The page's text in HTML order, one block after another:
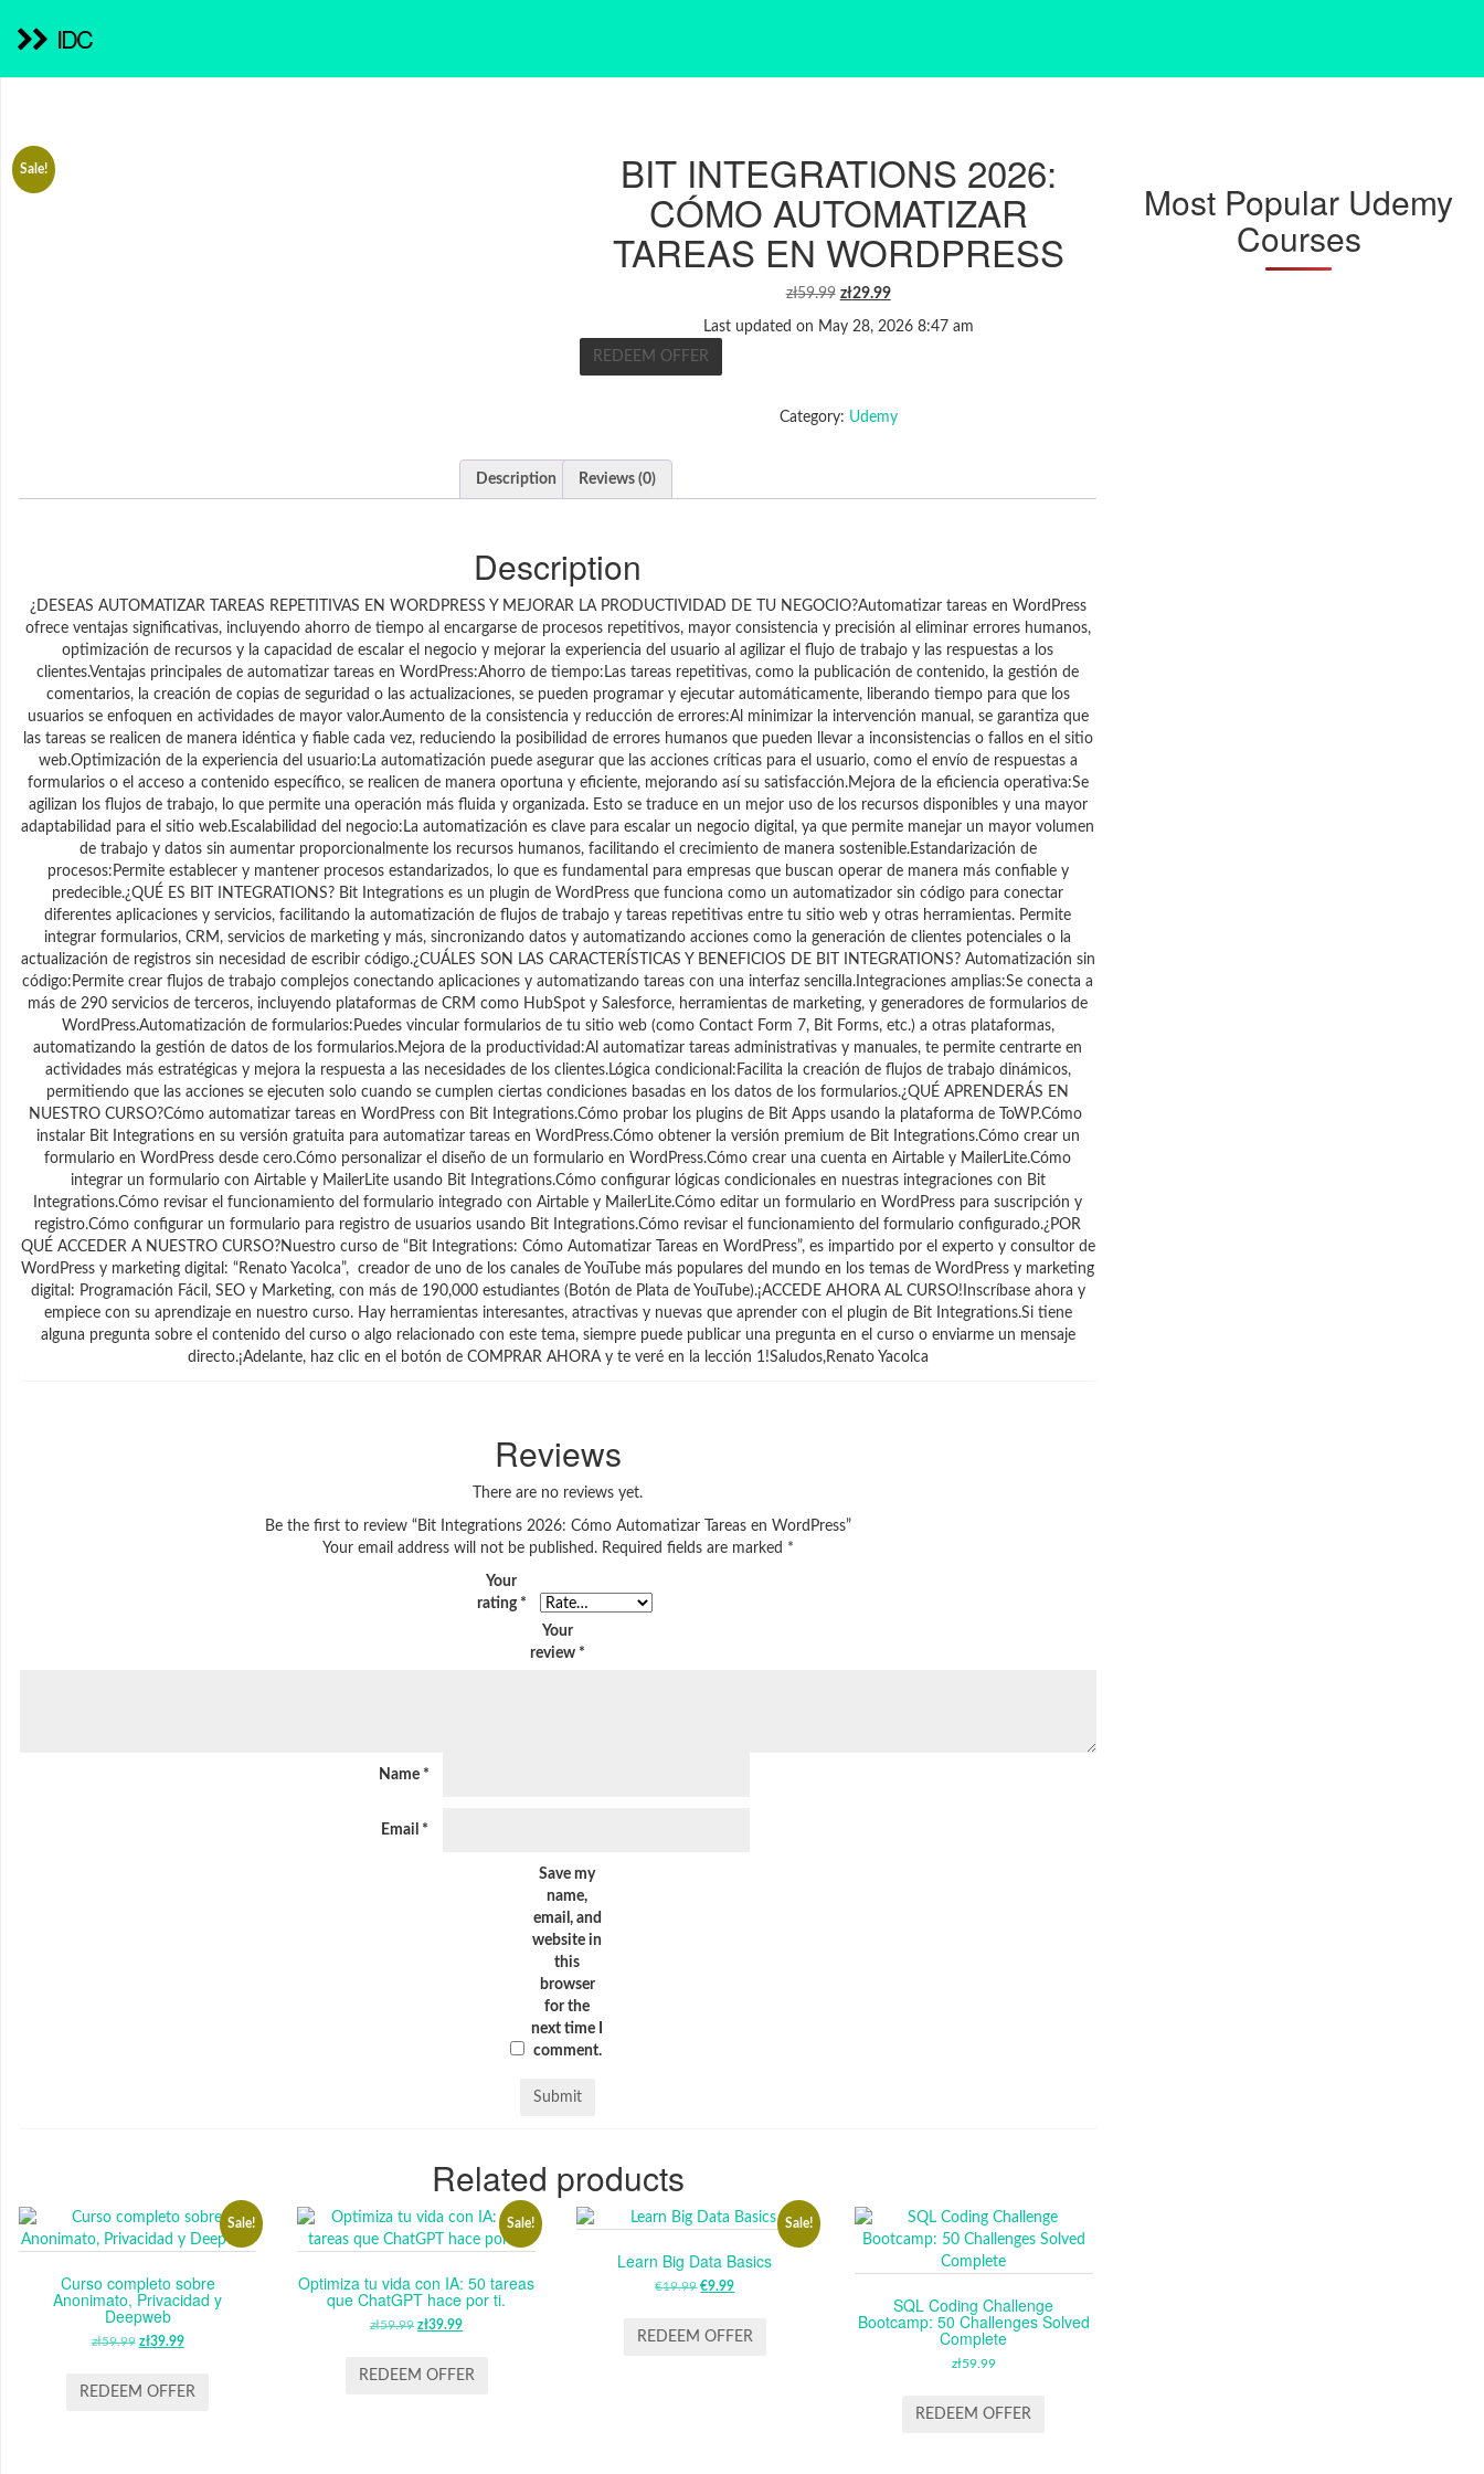
IDC
Sale! BIT INTEGRATIONS 2026:
CÓMO AUTOMATIZAR
TAREAS EN WORDPRESS
zł59.99 ORIGINAL
WAS:
zł29.99CURRENT
Last updated on May 28, 2026 8:47 am
REDEEM OFFER
Category: Udemy
Description Reviews (0)
Description
¿DESEAS AUTOMATIZAR TAREAS REPETITIVAS EN WORDPRESS Y MEJORAR LA PRODUCTIVIDAD DE TU NEGOCIO?Automatizar tareas en WordPress
ofrece ventajas significativas, incluyendo ahorro de tiempo al encargarse de procesos repetitivos, mayor consistencia y precisión al eliminar errores humanos,
optimización de recursos y la capacidad de escalar el negocio y mejorar la experiencia del usuario al agilizar el flujo de trabajo y las respuestas a los
clientes.Ventajas principales de automatizar tareas en WordPress:Ahorro de tiempo:Las tareas repetitivas, como la publicación de contenido, la gestión de
comentarios, la creación de copias de seguridad o las actualizaciones, se pueden programar y ejecutar automáticamente, liberando tiempo para que los
usuarios se enfoquen en actividades de mayor valor.Aumento de la consistencia y reducción de errores:Al minimizar la intervención manual, se garantiza que
las tareas se realicen de manera idéntica y fiable cada vez, reduciendo la posibilidad de errores humanos que pueden llevar a inconsistencias o fallos en el sitio
web.Optimización de la experiencia del usuario:La automatización puede asegurar que las acciones críticas para el usuario, como el envío de respuestas a
formularios o el acceso a contenido específico, se realicen de manera oportuna y eficiente, mejorando así su satisfacción.Mejora de la eficiencia operativa:Se
agilizan los flujos de trabajo, lo que permite una operación más fluida y organizada. Esto se traduce en un mejor uso de los recursos disponibles y una mayor
adaptabilidad para el sitio web.Escalabilidad del negocio:La automatización es clave para escalar un negocio digital, ya que permite manejar un mayor volumen
de trabajo y datos sin aumentar proporcionalmente los recursos humanos, facilitando el crecimiento de manera sostenible.Estandarización de
procesos:Permite establecer y mantener procesos estandarizados, lo que es fundamental para empresas que buscan operar de manera más confiable y
predecible.¿QUÉ ES BIT INTEGRATIONS? Bit Integrations es un plugin de WordPress que funciona como un automatizador sin código para conectar
diferentes aplicaciones y servicios, facilitando la automatización de flujos de trabajo y tareas repetitivas entre tu sitio web y otras herramientas. Permite
integrar formularios, CRM, servicios de marketing y más, sincronizando datos y automatizando acciones como la generación de clientes potenciales o la
actualización de registros sin necesidad de escribir código.¿CUÁLES SON LAS CARACTERÍSTICAS Y BENEFICIOS DE BIT INTEGRATIONS? Automatización sin
código:Permite crear flujos de trabajo complejos conectando aplicaciones y automatizando tareas con una interfaz sencilla.Integraciones amplias:Se conecta a
más de 290 servicios de terceros, incluyendo plataformas de CRM como HubSpot y Salesforce, herramientas de marketing, y generadores de formularios de
WordPress.Automatización de formularios:Puedes vincular formularios de tu sitio web (como Contact Form 7, Bit Forms, etc.) a otras plataformas,
automatizando la gestión de datos de los formularios.Mejora de la productividad:Al automatizar tareas administrativas y manuales, te permite centrarte en
actividades más estratégicas y mejora la respuesta a las necesidades de los clientes.Lógica condicional:Facilita la creación de flujos de trabajo dinámicos,
permitiendo que las acciones se ejecuten solo cuando se cumplen ciertas condiciones basadas en los datos de los formularios.¿QUÉ APRENDERÁS EN
NUESTRO CURSO?Cómo automatizar tareas en WordPress con Bit Integrations.Cómo probar los plugins de Bit Apps usando la plataforma de ToWP.Cómo
instalar Bit Integrations en su versión gratuita para automatizar tareas en WordPress.Cómo obtener la versión premium de Bit Integrations.Cómo crear un
formulario en WordPress desde cero.Cómo personalizar el diseño de un formulario en WordPress.Cómo crear una cuenta en Airtable y MailerLite.Cómo
integrar un formulario con Airtable y MailerLite usando Bit Integrations.Cómo configurar lógicas condicionales en nuestras integraciones con Bit
Integrations.Cómo revisar el funcionamiento del formulario integrado con Airtable y MailerLite.Cómo editar un formulario en WordPress para suscripción y
registro.Cómo configurar un formulario para registro de usuarios usando Bit Integrations.Cómo revisar el funcionamiento del formulario configurado.¿POR
QUÉ ACCEDER A NUESTRO CURSO?Nuestro curso de “Bit Integrations: Cómo Automatizar Tareas en WordPress”, es impartido por el experto y consultor de
WordPress y marketing digital: “Renato Yacolca”, creador de uno de los canales de YouTube más populares del mundo en los temas de WordPress y marketing
digital: Programación Fácil, SEO y Marketing, con más de 190,000 estudiantes (Botón de Plata de YouTube).¡ACCEDE AHORA AL CURSO!Inscríbase ahora y
empiece con su aprendizaje en nuestro curso. Hay herramientas interesantes, atractivas y nuevas que aprender con el plugin de Bit Integrations.Si tiene
alguna pregunta sobre el contenido del curso o algo relacionado con este tema, siempre puede publicar una pregunta en el curso o enviarme un mensaje
directo.¡Adelante, haz clic en el botón de COMPRAR AHORA y te veré en la lección 1!Saludos,Renato Yacolca
Reviews
There are no reviews yet.
Be the first to review “Bit Integrations 2026: Cómo Automatizar Tareas en WordPress”
Your email address will not be published. Required fields are marked *
Your
rating *
Your
review *
Name *
Email *
Save my
name,
email, and
website in
this
browser
for the
next time I
comment.
Related products
Sale!
Curso completo sobre
Anonimato, Privacidad y
Deepweb
zł59.99 ORIGINAL
WAS:
zł39.99CURRENT
IS:
REDEEM OFFER
Sale!
Optimiza tu vida con IA: 50 tareas
que ChatGPT hace por ti.
zł59.99 ORIGINAL
WAS:
zł39.99CURRENT
IS:
REDEEM OFFER
Sale!
Learn Big Data Basics
€19.99 ORIGINAL
WAS:
€9.99CURRENT
IS:
REDEEM OFFER
SQL Coding Challenge
Bootcamp: 50 Challenges Solved
Complete
zł59.99
REDEEM OFFER
Most Popular Udemy
Courses